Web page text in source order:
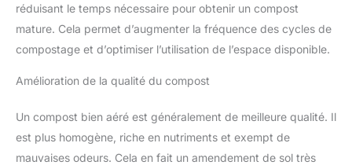
réduisant le temps nécessaire pour obtenir un compost
mature. Cela permet d’augmenter la fréquence des cycles de
compostage et d’optimiser l’utilisation de l’espace disponible.
Amélioration de la qualité du compost
Un compost bien aéré est généralement de meilleure qualité. Il
est plus homogène, riche en nutriments et exempt de
mauvaises odeurs. Cela en fait un amendement de sol très